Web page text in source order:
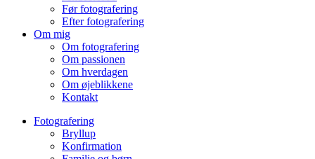
Før fotografering
Efter fotografering
Om mig
Om fotografering
Om passionen
Om hverdagen
Om øjeblikkene
Kontakt
Fotografering
Bryllup
Konfirmation